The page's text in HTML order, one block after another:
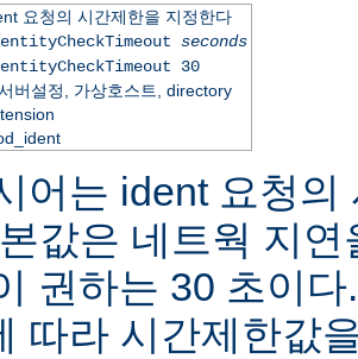
요청의 시간제한을 지정한다
seconds
30
버설정, 가상호스트, directory
어는 ident 요청
값은 네트웍 지
권하는 30 초이
따라 시간제한값